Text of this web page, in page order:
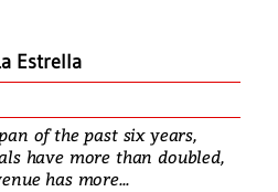
Estrella
of the past six years,
have more than doubled,
has more...